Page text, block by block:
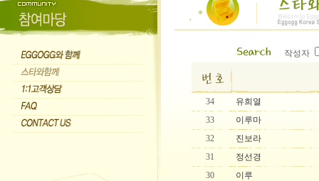
작성자
34
유희열
33
이루마
32
진보라
31
정선경
30
이루